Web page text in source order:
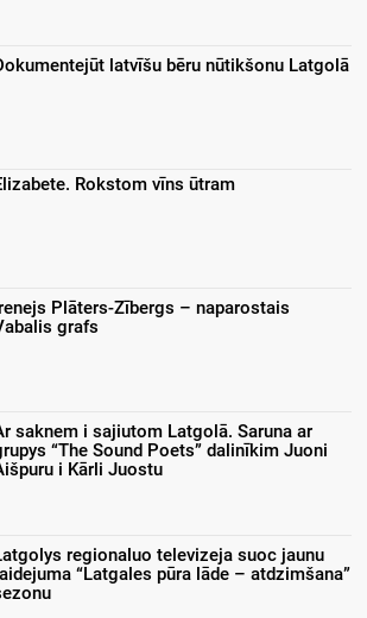
latvīšu bēru nūtikšonu Latgolā
Rokstom vīns ūtram
Plāters-Zībergs – naparostais
grafs
saknem i sajiutom Latgolā. Saruna ar
“The Sound Poets” dalinīkim Juoni
i Kārli Juostu
regionaluo televizeja suoc jaunu
“Latgales pūra lāde – atdzimšana”